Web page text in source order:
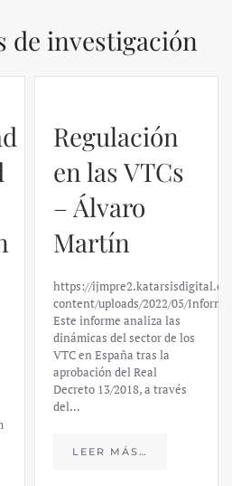
de investigación
Regulación
en las VTCs
– Álvaro
Martín
https://
content/uploads/2022/05/
Este informe analiza las
dinámicas del sector de los
VTC en España tras la
aprobación del Real
Decreto 13/2018, a través
del…
LEER MÁS…